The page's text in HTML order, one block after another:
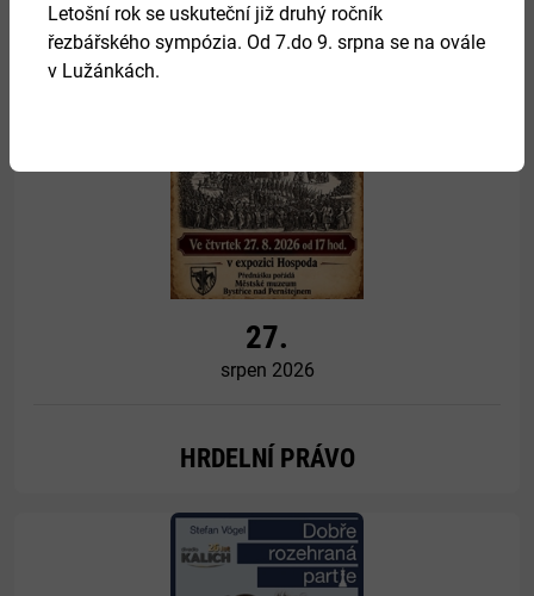
27.
srpen 2026
HRDELNÍ PRÁVO
Více
Více
Letošní rok se uskuteční již druhý ročník
řezbářského sympózia. Od 7.do 9. srpna se na ovále
v Lužánkách.